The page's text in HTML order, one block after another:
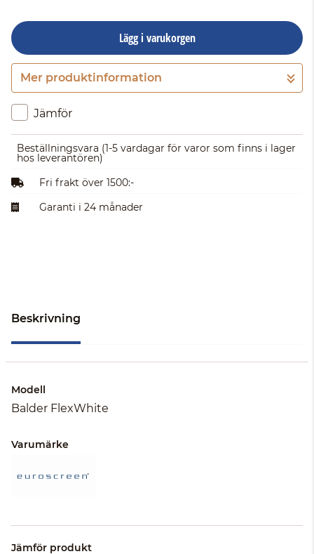
Lägg i varukorgen
Gå till kassan
Mer produktinformation
Jämför
Beställningsvara (1-5 vardagar för varor som finns i lager
hos leverantören)
Fri frakt över 1500:-
Garanti i 24 månader
Beskrivning
Modell
Balder FlexWhite
Varumärke
Jämför produkt